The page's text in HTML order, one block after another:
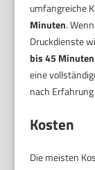
umfangreiche
Minuten.
Druckdienste
bis 45 Minuten
eine
nach
Kosten
Die meisten